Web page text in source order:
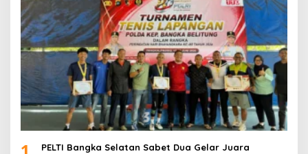
PELTI Bangka Selatan Sabet Dua Gelar Juara